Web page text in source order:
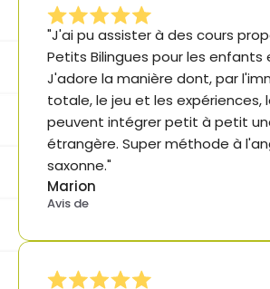
"J'ai pu assister à des cours
Petits Bilingues pour les enfants
J'adore la manière dont, par
totale, le jeu et les expériences,
peuvent intégrer petit à petit
étrangère. Super méthode à
saxonne."
Marion
Avis de